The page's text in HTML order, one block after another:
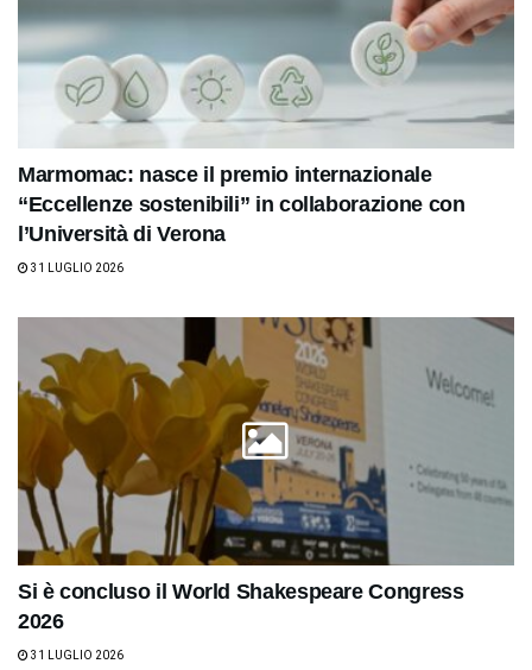
Marmomac: nasce il premio internazionale
“Eccellenze sostenibili” in collaborazione con
l’Università di Verona
31 LUGLIO 2026
Si è concluso il World Shakespeare Congress
2026
31 LUGLIO 2026